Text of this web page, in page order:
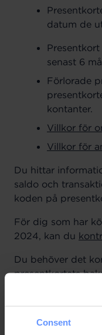
Consent
datum de
senast 6
Förlorade
kontanter.
Villkor för
Villkor för
Du hittar
saldo och
koden på
För dig som har
2024, kan du
Du behöver det
presentkortets